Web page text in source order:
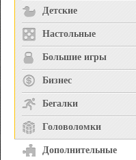
Детские
Настольные
Большие игры
Бизнес
Бегалки
Головоломки
Дополнительные